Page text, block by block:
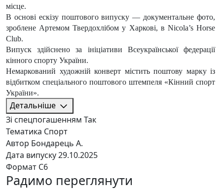
місце.
В основі ескізу поштового випуску — документальне фото,
зроблене Артемом Твердохлібом у Харкові, в Nicola’s Horse
Club.
Випуск здійснено за ініціативи Всеукраїнської федерації
кінного спорту України.
Немаркований художній конверт містить поштову марку із
відбитком спеціального поштового штемпеля «Кінний спорт
України».
Детальніше
Зі спецпогашенням Так
Тематика Спорт
Автор Бондарець А.
Дата випуску29.10.2025
Формат C6
Радимо переглянути